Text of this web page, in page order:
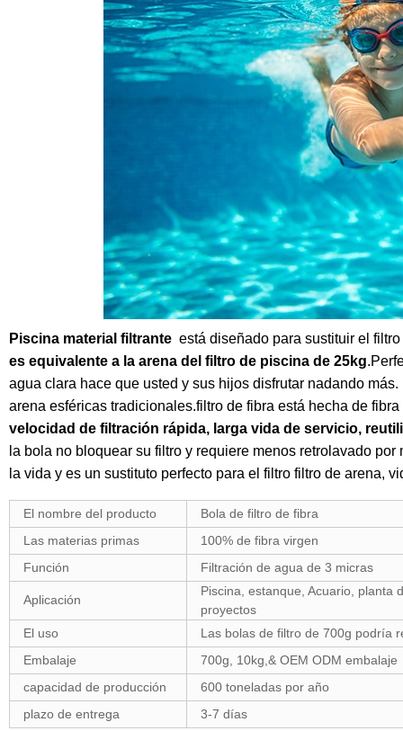
Piscina material filtrante está diseñado para sustituir el
es equivalente a la arena del filtro de piscina de 25kg
agua clara hace que usted y sus hijos disfrutar nadando
arena esféricas tradicionales.filtro de fibra está hecha de
velocidad de filtración rápida, larga vida de servicio,
la bola no bloquear su filtro y requiere menos retrolavado
la vida y es un sustituto perfecto para el filtro filtro de arena,
El nombre del producto
Bola de filtro de fibra
Las materias primas
100% de fibra virgen
Función
Filtración de agua de 3 micras
Aplicación
Piscina, estanque, Acuario, planta
proyectos
El uso
Las bolas de filtro de 700g podría
Embalaje
700g, 10kg,& OEM ODM embalaje
capacidad de producción
600 toneladas por año
plazo de entrega
3-7 días